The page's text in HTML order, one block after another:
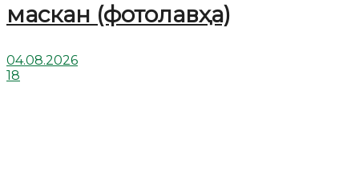
маскан (фотолавҳа)
04.08.2026
18